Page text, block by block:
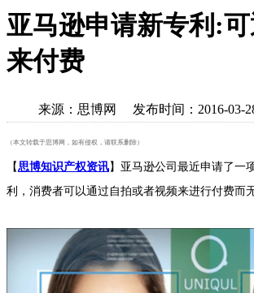
亚马逊申请新专利:
来付费
来源：思博网 发布时间：2016-03-
（本文转载于思博网，如有侵权，请联系删除）
【思博知识产权资讯】亚马逊公司最近申请了一
利，消费者可以通过自拍或者视频来进行付费而